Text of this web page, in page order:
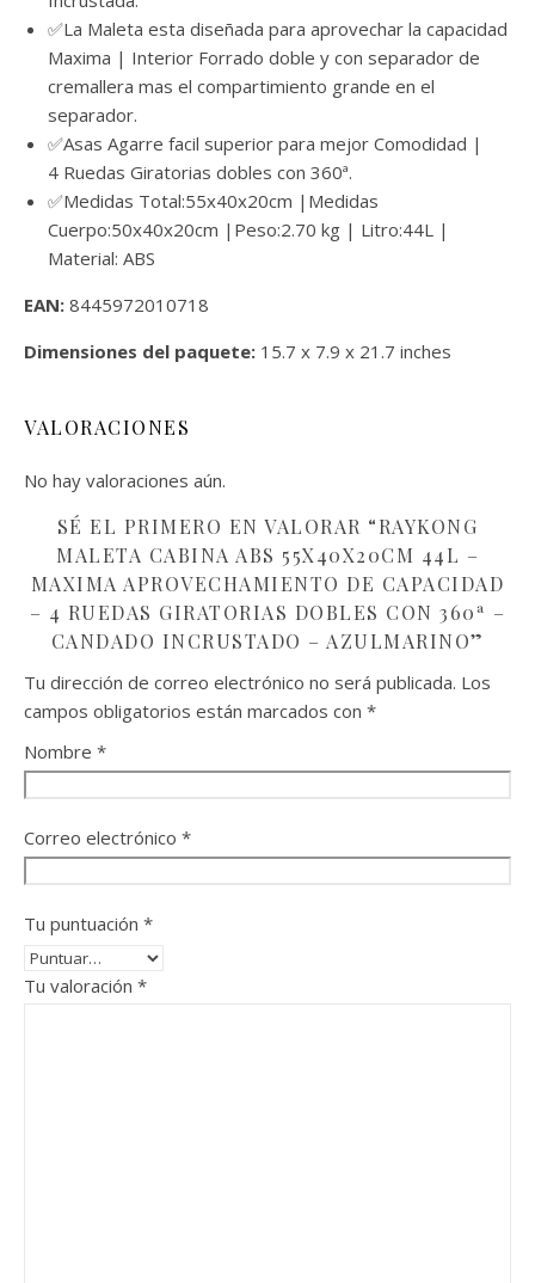
✅La Maleta esta diseñada para aprovechar la capacidad
Maxima | Interior Forrado doble y con separador de
cremallera mas el compartimiento grande en el
separador.
✅Asas Agarre facil superior para mejor Comodidad |
4 Ruedas Giratorias dobles con 360ª.
✅Medidas Total:55x40x20cm |Medidas
Cuerpo:50x40x20cm |Peso:2.70 kg | Litro:44L |
Material: ABS
EAN: 8445972010718
Dimensiones del paquete: 15.7 x 7.9 x 21.7 inches
VALORACIONES
No hay valoraciones aún.
SÉ EL PRIMERO EN VALORAR “RAYKONG
MALETA CABINA ABS 55X40X20CM 44L –
MAXIMA APROVECHAMIENTO DE CAPACIDAD
– 4 RUEDAS GIRATORIAS DOBLES CON 360ª –
CANDADO INCRUSTADO – AZULMARINO”
Tu dirección de correo electrónico no será publicada. Los
campos obligatorios están marcados con *
Nombre *
Correo electrónico *
Tu puntuación *
Tu valoración *